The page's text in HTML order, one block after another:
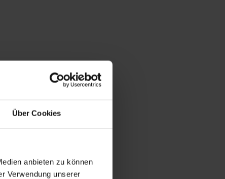
Über Cookies
anbieten zu können
Verwendung unserer